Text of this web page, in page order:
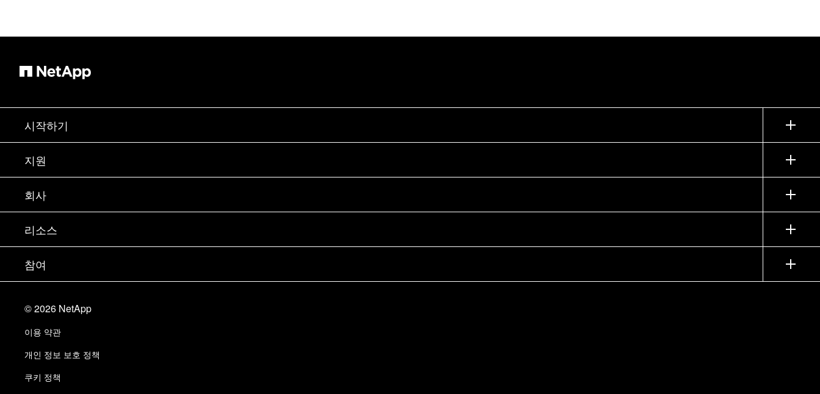
시작하기
구입 방법
세일즈 팀 연락처
파트너 찾기
경영진 브리핑
제품 소개
지원
지원
교육
설명서
커뮤니티
알아보기
회사
회사
파트너
채용
Trust Center
책임 및 지속가능성
품질 인증
NetApp Instaclustr
리소스
뉴스룸
이벤트
블로그
고객 경험
고객 사례
참여
사이트 피드백
액세스 가능성
이메일 구독
©2026 NetApp
이용 약관
개인 정보 보호 정책
쿠키 정책